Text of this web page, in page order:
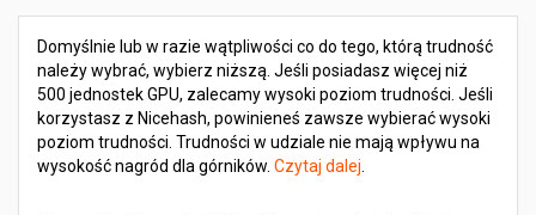
Domyślnie lub w razie wątpliwości co do tego, którą trudność
należy wybrać, wybierz niższą. Jeśli posiadasz więcej niż
500 jednostek GPU, zalecamy wysoki poziom trudności. Jeśli
korzystasz z Nicehash, powinieneś zawsze wybierać wysoki
poziom trudności. Trudności w udziale nie mają wpływu na
wysokość nagród dla górników. Czytaj dalej